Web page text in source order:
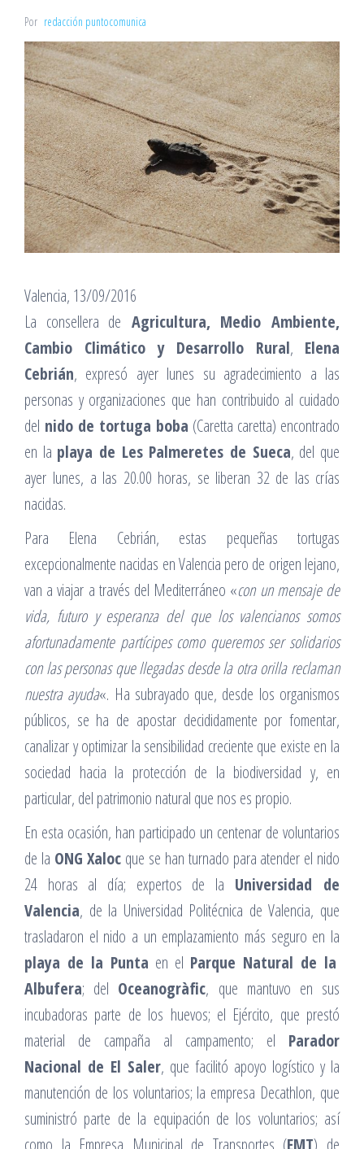
Por redacción puntocomunica
Valencia, 13/09/2016
La consellera de Agricultura, Medio Ambiente,
Cambio Climático y Desarrollo Rural, Elena
Cebrián, expresó ayer lunes su agradecimiento a las
personas y organizaciones que han contribuido al cuidado
del nido de tortuga boba (Caretta caretta) encontrado
en la playa de Les Palmeretes de Sueca, del que
ayer lunes, a las 20.00 horas, se liberan 32 de las crías
nacidas.
Para Elena Cebrián, estas pequeñas tortugas
excepcionalmente nacidas en Valencia pero de origen lejano,
van a viajar a través del Mediterráneo «con un mensaje de
vida, futuro y esperanza del que los valencianos somos
afortunadamente partícipes como queremos ser solidarios
con las personas que llegadas desde la otra orilla reclaman
nuestra ayuda«. Ha subrayado que, desde los organismos
públicos, se ha de apostar decididamente por fomentar,
canalizar y optimizar la sensibilidad creciente que existe en la
sociedad hacia la protección de la biodiversidad y, en
particular, del patrimonio natural que nos es propio.
En esta ocasión, han participado un centenar de voluntarios
de la ONG Xaloc que se han turnado para atender el nido
24 horas al día; expertos de la Universidad de
Valencia, de la Universidad Politécnica de Valencia, que
trasladaron el nido a un emplazamiento más seguro en la
playa de la Punta en el Parque Natural de la
Albufera; del Oceanogràfic, que mantuvo en sus
incubadoras parte de los huevos; el Ejército, que prestó
material de campaña al campamento; el Parador
Nacional de El Saler, que facilitó apoyo logístico y la
manutención de los voluntarios; la empresa Decathlon, que
suministró parte de la equipación de los voluntarios; así
como la Empresa Municipal de Transportes (EMT) de